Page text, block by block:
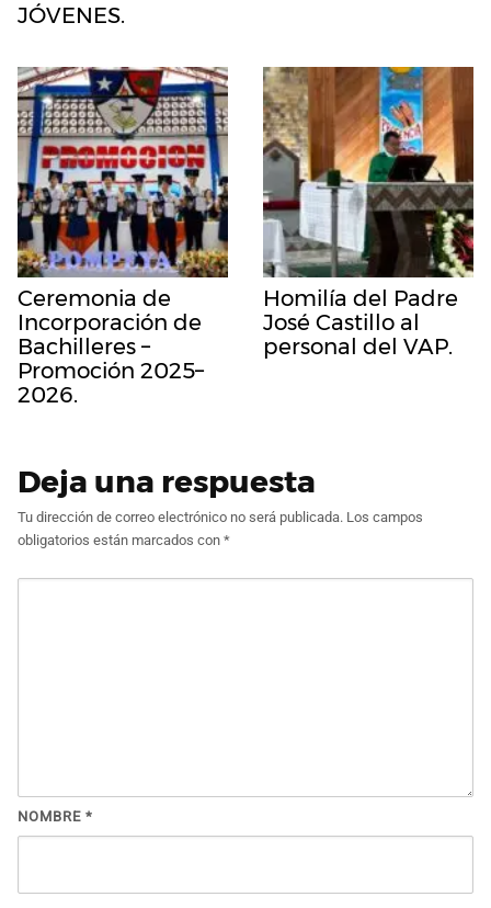
JÓVENES.
Ceremonia de
Incorporación de
Bachilleres –
Promoción 2025–
2026.
Homilía del Padre
José Castillo al
personal del VAP.
Deja una respuesta
Tu dirección de correo electrónico no será publicada. Los campos
obligatorios están marcados con *
NOMBRE *